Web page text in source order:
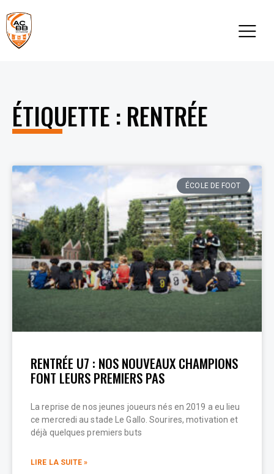
ÉTIQUETTE : RENTRÉE
ÉCOLE DE FOOT
RENTRÉE U7 : NOS NOUVEAUX CHAMPIONS
FONT LEURS PREMIERS PAS
La reprise de nos jeunes joueurs nés en 2019 a eu lieu
ce mercredi au stade Le Gallo. Sourires, motivation et
déjà quelques premiers buts
LIRE LA SUITE »